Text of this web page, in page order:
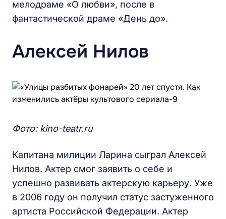
мелодраме «О любви», после в
фантастической драме «День до».
Алексей Нилов
Фото: kino-teatr.ru
Капитана милиции Ларина сыграл Алексей
Нилов. Актер смог заявить о себе и
успешно развивать актерскую карьеру. Уже
в 2006 году он получил статус застуженного
артиста Российской Федерации. Актер